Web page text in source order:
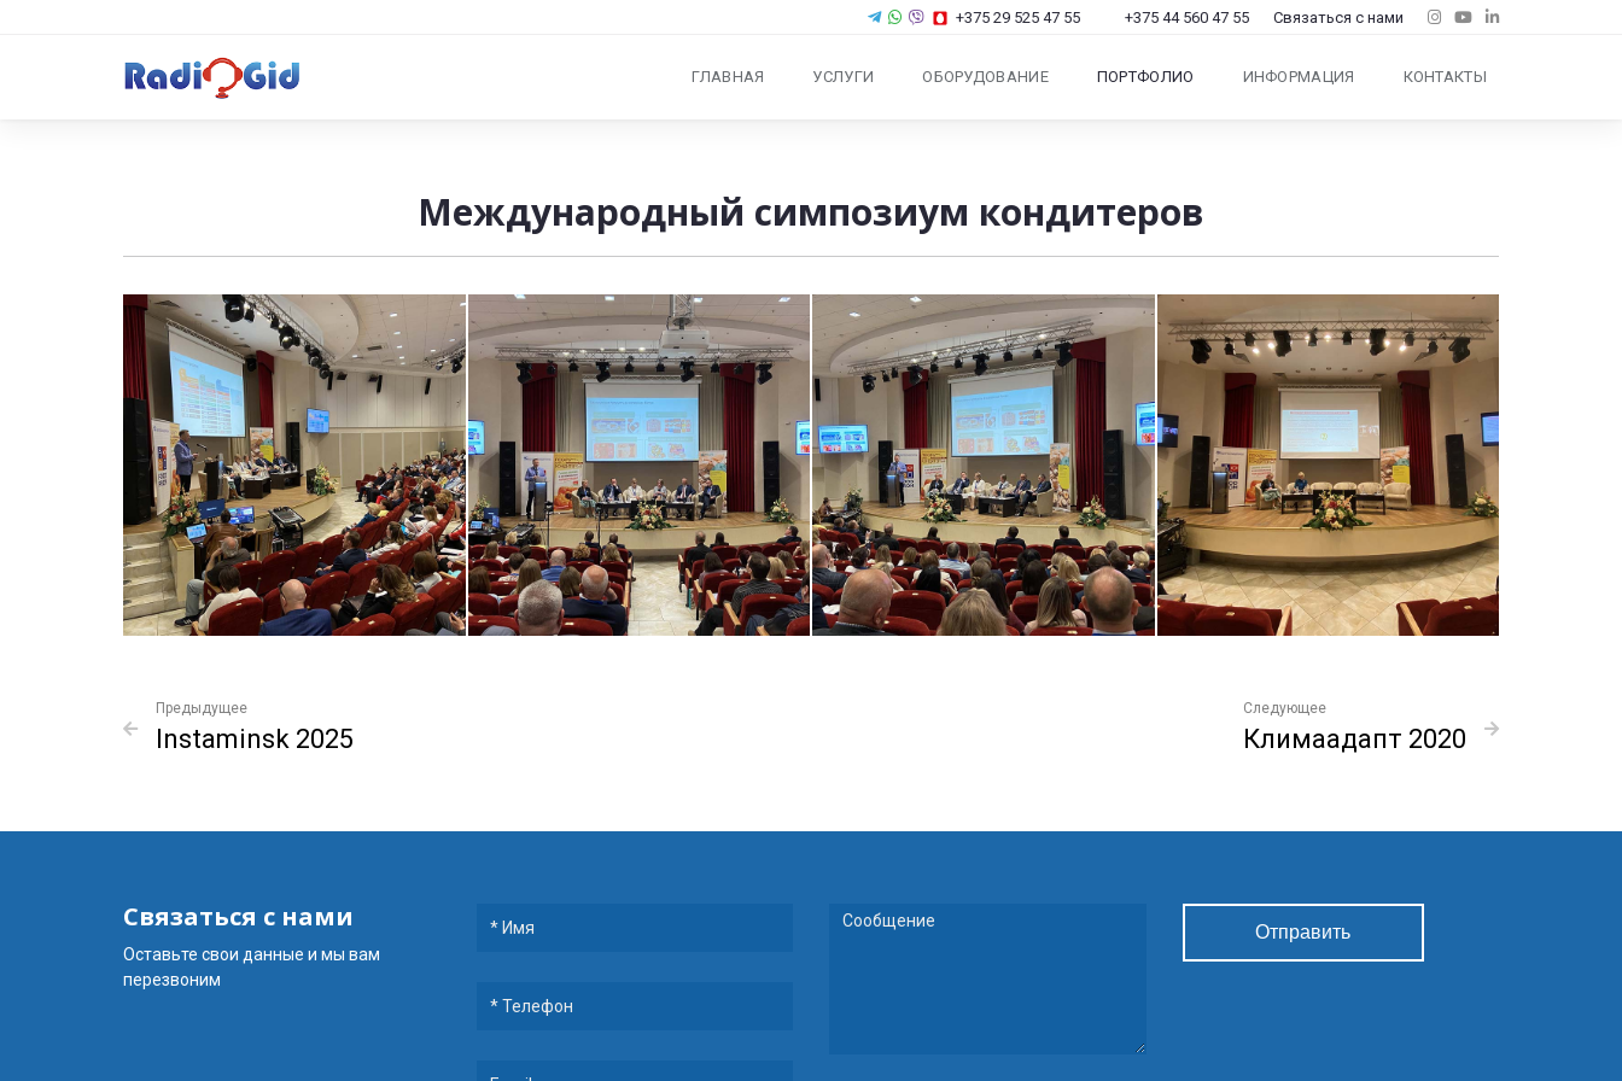
+375 29 525 47 55 +375 44 560 47 55 Связаться с нами
ГЛАВНАЯ УСЛУГИ ОБОРУДОВАНИЕ ПОРТФОЛИО ИНФОРМАЦИЯ КОНТАКТЫ
Международный симпозиум кондитеров
Предыдущее
Instaminsk 2025
Следующее
Климаадапт 2020
Связаться с нами
Оставьте свои данные и мы вам
перезвоним
Отправить